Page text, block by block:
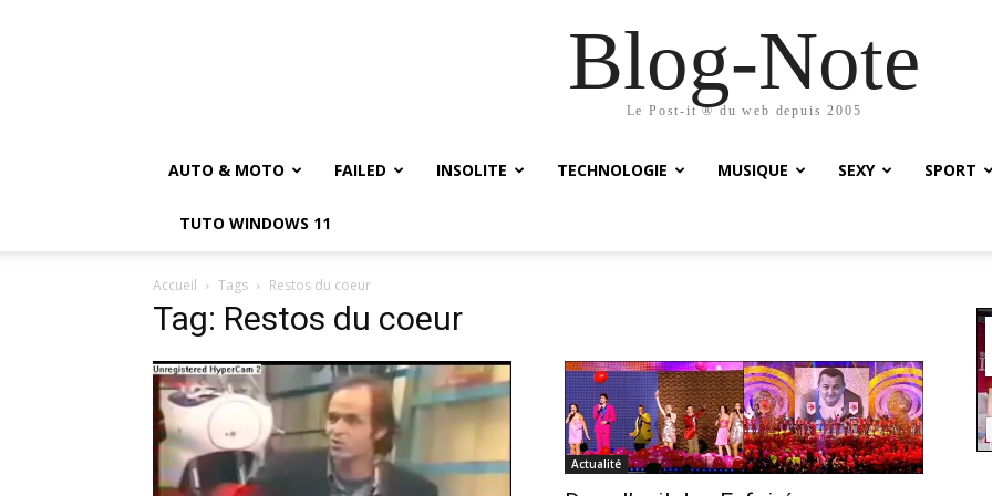
Blog-Note
Le Post-it ® du web depuis 2005
AUTO & MOTO FAILED INSOLITE TECHNOLOGIE MUSIQUE SEXY SPORT
TUTO WINDOWS 11
Accueil Tags Restos du coeur
Tag: Restos du coeur
Actualité